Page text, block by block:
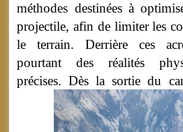
méthodes destinées à
projectile, afin de limiter les
le terrain. Derrière ces
pourtant des réalités
précises.Dès la sortie du